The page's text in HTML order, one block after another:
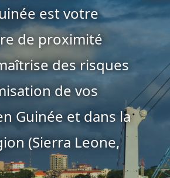
est votre
de proximité
des risques
de vos
Guinée et dans la
(Sierra Leone,